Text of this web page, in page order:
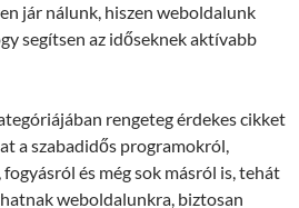
jár nálunk, hiszen weboldalunk
segítsen az időseknek aktívabb
rengeteg érdekes cikket
a szabadidős programokról,
és még sok másról is, tehát
weboldalunkra, biztosan